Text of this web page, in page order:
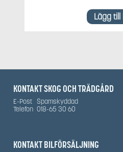
Lägg
KONTAKT SKOG OCH TRÄDGÅRD
E-Post Spamskyddad
Telefon 018-65 30 60
KONTAKT BILFÖRSÄLJNING